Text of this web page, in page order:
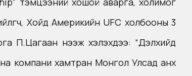
Хойд Америкийн UFC холбооны 3
П.Цагаан нээж хэлэхдээ: “Дэлхийд
компани хамтран Монгол Улсад анх